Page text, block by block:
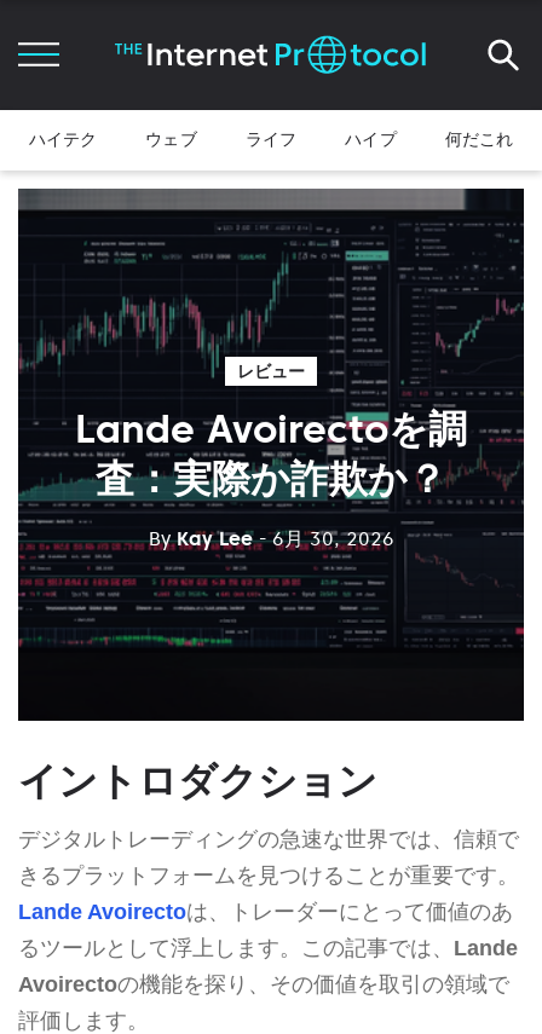
ハイテク ウェブ ライフ ハイプ 何だこれ
レビュー
Lande Avoirectoを調
査：実際か詐欺か？
ByKay Lee - 6月 30, 2026
イントロダクション
デジタルトレーディングの急速な世界では、信頼で
きるプラットフォームを見つけることが重要です。
Lande Avoirectoは、トレーダーにとって価値のあ
るツールとして浮上します。この記事では、 Lande
Avoirectoの機能を探り、その価値を取引の領域で
評価します。